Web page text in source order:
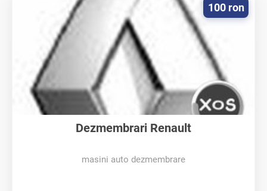
Dezmembrari Renault
masini auto dezmembrare
100 ron